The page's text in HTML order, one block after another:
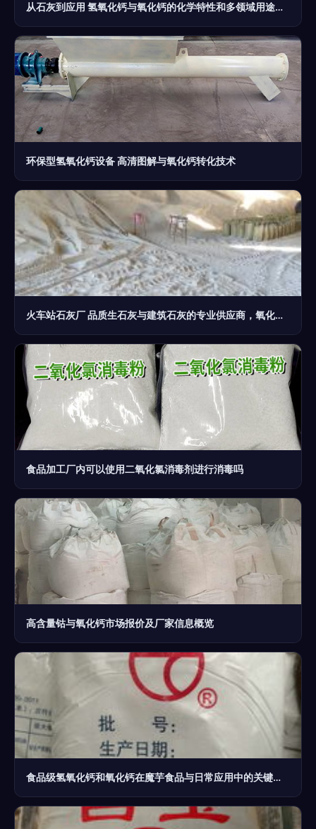
从石灰到应用 氢氧化钙与氧化钙的化学特性和多领域用途解析
环保型氢氧化钙设备 高清图解与氧化钙转化技术
火车站石灰厂 品质生石灰与建筑石灰的专业供应商，氧化钙应用的可靠伙伴
食品加工厂内可以使用二氧化氯消毒剂进行消毒吗
高含量钴与氧化钙市场报价及厂家信息概览
食品级氢氧化钙和氧化钙在魔芋食品与日常应用中的关键作用